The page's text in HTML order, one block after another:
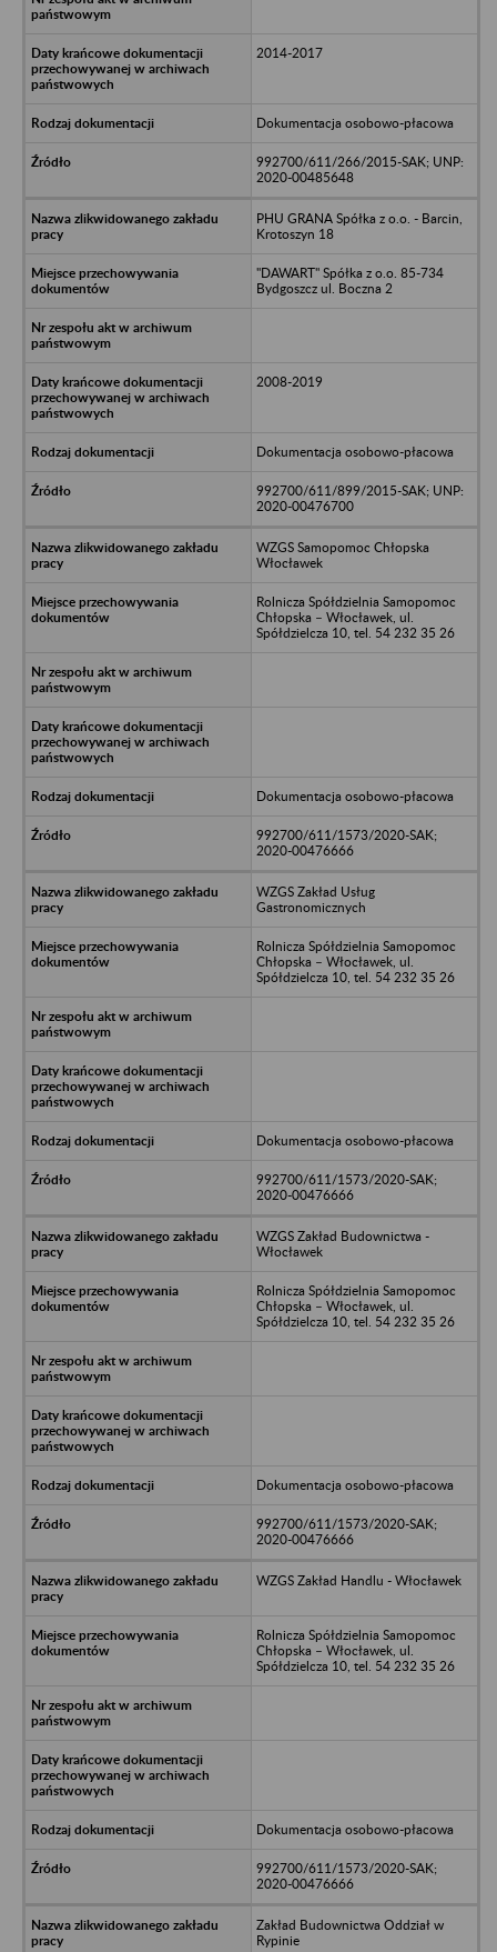
2014-2017
Dokumentacja osobowo-płacowa
992700/611/266/2015-SAK; UNP:
2020-00485648
PHU GRANA Spółka z o.o. - Barcin,
Krotoszyn 18
"DAWART" Spółka z o.o. 85-734
Bydgoszcz ul. Boczna 2
2008-2019
Dokumentacja osobowo-płacowa
992700/611/899/2015-SAK; UNP:
2020-00476700
WZGS Samopomoc Chłopska
Włocławek
Rolnicza Spółdzielnia Samopomoc
Chłopska – Włocławek, ul.
Spółdzielcza 10, tel. 54 232 35 26
Dokumentacja osobowo-płacowa
992700/611/1573/2020-SAK;
2020-00476666
WZGS Zakład Usług
Gastronomicznych
Rolnicza Spółdzielnia Samopomoc
Chłopska – Włocławek, ul.
Spółdzielcza 10, tel. 54 232 35 26
Dokumentacja osobowo-płacowa
992700/611/1573/2020-SAK;
2020-00476666
WZGS Zakład Budownictwa -
Włocławek
Rolnicza Spółdzielnia Samopomoc
Chłopska – Włocławek, ul.
Spółdzielcza 10, tel. 54 232 35 26
Dokumentacja osobowo-płacowa
992700/611/1573/2020-SAK;
2020-00476666
WZGS Zakład Handlu - Włocławek
Rolnicza Spółdzielnia Samopomoc
Chłopska – Włocławek, ul.
Spółdzielcza 10, tel. 54 232 35 26
Dokumentacja osobowo-płacowa
992700/611/1573/2020-SAK;
2020-00476666
Zakład Budownictwa Oddział w
Rypinie